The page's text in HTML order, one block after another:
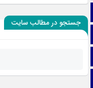
ایتا
اینستاگرام
جستجو در مطالب سایت